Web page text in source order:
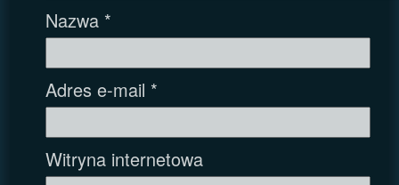
Nazwa *
Adres e-mail *
Witryna internetowa